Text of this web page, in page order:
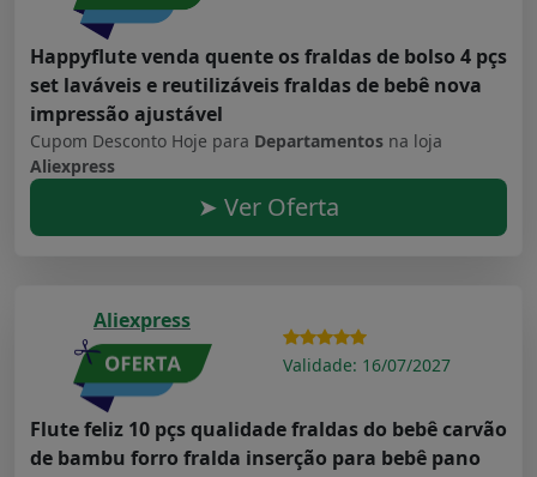
Happyflute venda quente os fraldas de bolso 4 pçs
set laváveis e reutilizáveis fraldas de bebê nova
impressão ajustável
Cupom Desconto Hoje para Departamentos na loja
Aliexpress
➤ Ver Oferta
Aliexpress
Validade: 16/07/2027
Flute feliz 10 pçs qualidade fraldas do bebê carvão
de bambu forro fralda inserção para bebê pano